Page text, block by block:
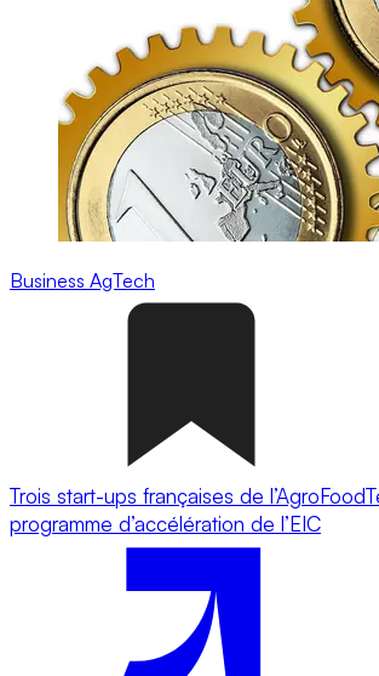
Business AgTech
Trois start-ups françaises de
programme d’accélération de l’EIC